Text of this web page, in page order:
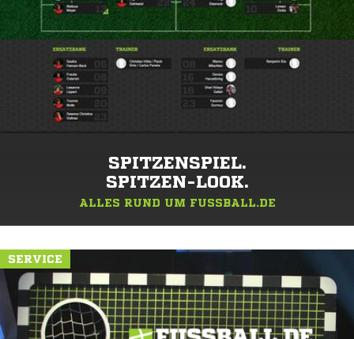
SPITZENSPIEL.
SPITZEN-LOOK.
ALLES RUND UM FUSSBALL.DE
SERVICE